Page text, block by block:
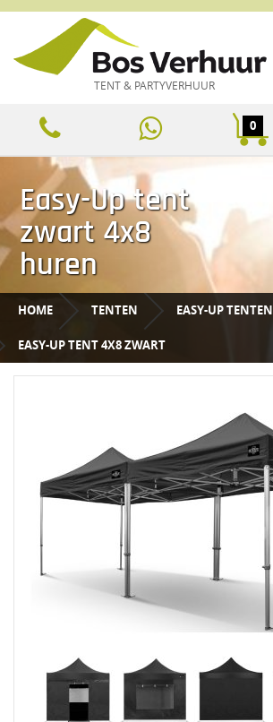
TENT & PARTYVERHUUR
0
Easy-Up tent
zwart 4x8
huren
HOME TENTEN EASY-UP TENTEN
EASY-UP TENT 4X8 ZWART